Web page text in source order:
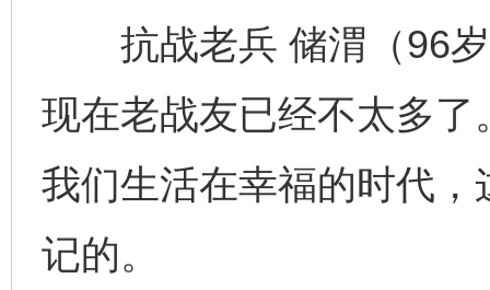
抗战老兵 储渭（96岁
现在老战友已经不太多
我们生活在幸福的时代
记的。